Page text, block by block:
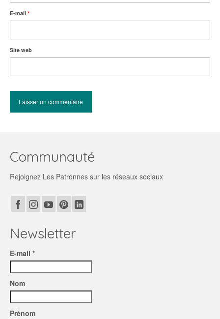
E-mail *
Site web
Communauté
Rejoignez Les Patronnes sur les réseaux sociaux
Newsletter
E-mail *
Nom
Prénom